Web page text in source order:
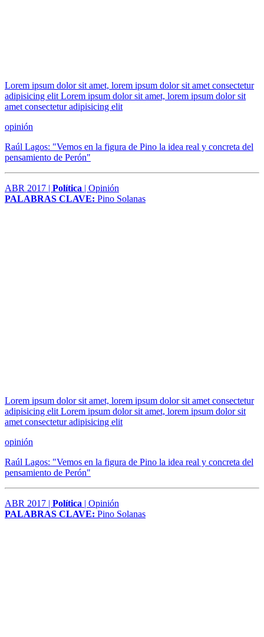
Lorem ipsum dolor sit amet, lorem ipsum dolor sit amet consectetur
adipisicing elit Lorem ipsum dolor sit amet, lorem ipsum dolor sit
amet consectetur adipisicing elit
opinión
Raúl Lagos: "Vemos en la figura de Pino la idea real y concreta del
pensamiento de Perón"
ABR 2017 | Política | Opinión
PALABRAS CLAVE: Pino Solanas
Lorem ipsum dolor sit amet, lorem ipsum dolor sit amet consectetur
adipisicing elit Lorem ipsum dolor sit amet, lorem ipsum dolor sit
amet consectetur adipisicing elit
opinión
Raúl Lagos: "Vemos en la figura de Pino la idea real y concreta del
pensamiento de Perón"
ABR 2017 | Política | Opinión
PALABRAS CLAVE: Pino Solanas